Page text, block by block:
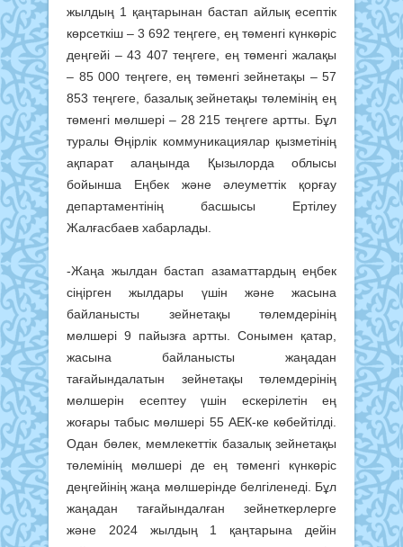
жылдың 1 қаңтарынан бастап айлық есептік
көрсеткіш – 3 692 теңгеге, ең төменгі күнкөріс
деңгейі – 43 407 теңгеге, ең төменгі жалақы
– 85 000 теңгеге, ең төменгі зейнетақы – 57
853 теңгеге, базалық зейнетақы төлемінің ең
төменгі мөлшері – 28 215 теңгеге артты. Бұл
туралы Өңірлік коммуникациялар қызметінің
ақпарат алаңында Қызылорда облысы
бойынша Еңбек және әлеуметтік қорғау
департаментінің басшысы Ертілеу
Жалғасбаев хабарлады.
-Жаңа жылдан бастап азаматтардың еңбек
сіңірген жылдары үшін және жасына
байланысты зейнетақы төлемдерінің
мөлшері 9 пайызға артты. Сонымен қатар,
жасына байланысты жаңадан
тағайындалатын зейнетақы төлемдерінің
мөлшерін есептеу үшін ескерілетін ең
жоғары табыс мөлшері 55 АЕК-ке көбейтілді.
Одан бөлек, мемлекеттік базалық зейнетақы
төлемінің мөлшері де ең төменгі күнкөріс
деңгейінің жаңа мөлшерінде белгіленеді. Бұл
жаңадан тағайындалған зейнеткерлерге
және 2024 жылдың 1 қаңтарына дейін